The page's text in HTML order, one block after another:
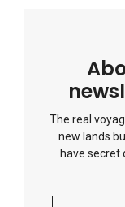
The real
new lands
have secret